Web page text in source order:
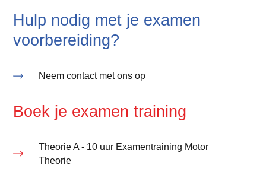
Hulp nodig met je examen
voorbereiding?
Neem contact met ons op
Boek je examen training
Theorie A - 10 uur Examentraining Motor
Theorie